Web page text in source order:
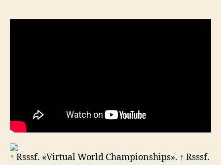
entrada
entrada
↑ Rsssf. «Virtual World Championships». ↑ Rsssf.